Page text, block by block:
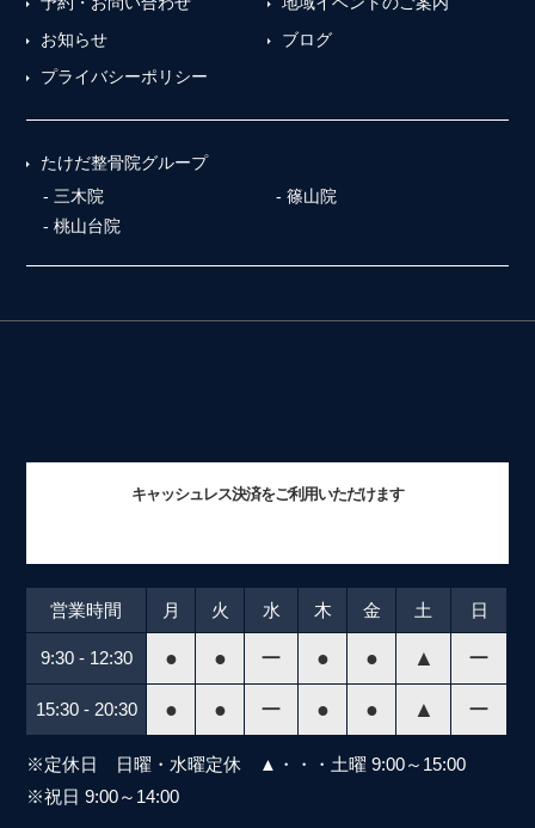
お知らせ
ブログ
プライバシーポリシー
たけだ整骨院グループ
三木院
篠山院
桃山台院
キャッシュレス決済をご利用いただけます
営業時間 月 火 水 木 金 土 日
9:30 - 12:30 ● ● ー ● ● ▲ ー
15:30 - 20:30 ● ● ー ● ● ▲ ー
※定休日 日曜・水曜定休 ▲・・・土曜 9:00～15:00
※祝日 9:00～14:00